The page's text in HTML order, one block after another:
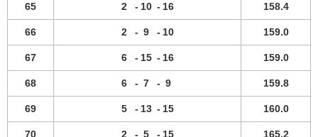
65 2 - 10 - 16 158.4
66 2 - 9 - 10 159.0
67 6 - 15 - 16 159.0
68 6 - 7 - 9 159.8
69 5 - 13 - 15 160.0
70 2 - 5 - 15 165.2